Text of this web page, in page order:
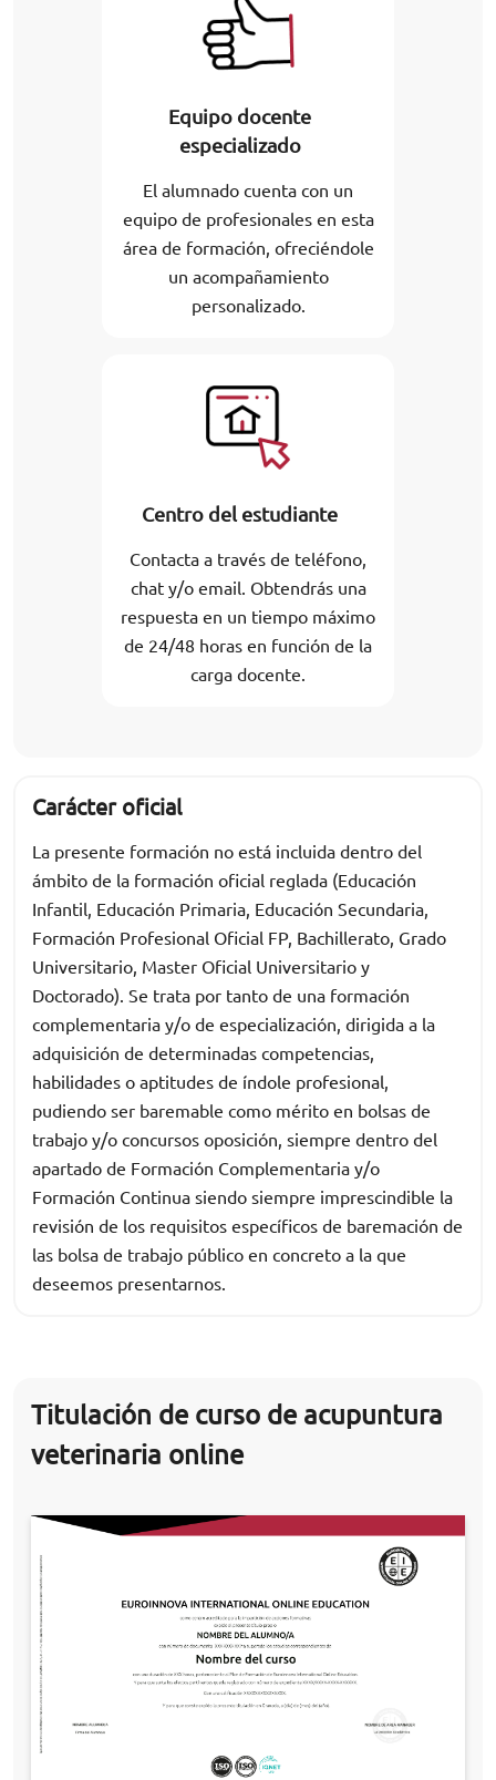
Equipo docente
especializado
El alumnado cuenta con un
equipo de profesionales en esta
área de formación, ofreciéndole
un acompañamiento
personalizado.
Centro del estudiante
Contacta a través de teléfono,
chat y/o email. Obtendrás una
respuesta en un tiempo máximo
de 24/48 horas en función de la
carga docente.
Carácter oficial
La presente formación no está incluida dentro del
ámbito de la formación oficial reglada (Educación
Infantil, Educación Primaria, Educación Secundaria,
Formación Profesional Oficial FP, Bachillerato, Grado
Universitario, Master Oficial Universitario y
Doctorado). Se trata por tanto de una formación
complementaria y/o de especialización, dirigida a la
adquisición de determinadas competencias,
habilidades o aptitudes de índole profesional,
pudiendo ser baremable como mérito en bolsas de
trabajo y/o concursos oposición, siempre dentro del
apartado de Formación Complementaria y/o
Formación Continua siendo siempre imprescindible la
revisión de los requisitos específicos de baremación de
las bolsa de trabajo público en concreto a la que
deseemos presentarnos.
Titulación de curso de acupuntura
veterinaria online